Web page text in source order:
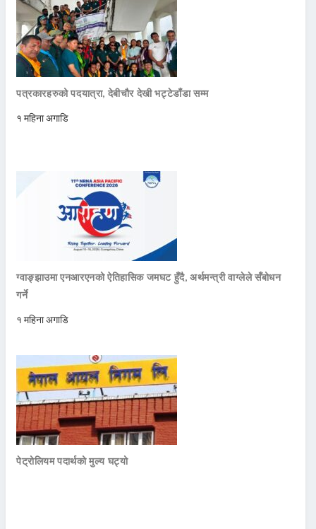
पत्रकारहरुको पदयात्रा, देबीचौर देखी भट्टेडाँडा सम्म
१ महिना अगाडि
ग्वाङ्झाउमा एनआरएनको ऐतिहासिक जमघट हुँदै, अर्थमन्त्री वाग्लेले सँबोधन
गर्ने
१ महिना अगाडि
पेट्रोलियम पदार्थको मुल्य घट्यो